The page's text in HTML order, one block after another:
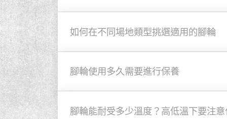
如何在不同場地類型挑選適用的腳輪
腳輪使用多久需要進行保養
腳輪能耐受多少溫度？高低溫下要注